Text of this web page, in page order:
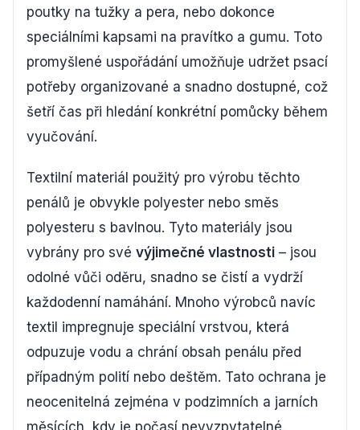
poutky na tužky a pera, nebo dokonce
speciálními kapsami na pravítko a gumu. Toto
promyšlené uspořádání umožňuje udržet psací
potřeby organizované a snadno dostupné, což
šetří čas při hledání konkrétní pomůcky během
vyučování.
Textilní materiál použitý pro výrobu těchto
penálů je obvykle polyester nebo směs
polyesteru s bavlnou. Tyto materiály jsou
vybrány pro své výjimečné vlastnosti – jsou
odolné vůči oděru, snadno se čistí a vydrží
každodenní namáhání. Mnoho výrobců navíc
textil impregnuje speciální vrstvou, která
odpuzuje vodu a chrání obsah penálu před
případným polití nebo deštěm. Tato ochrana je
neocenitelná zejména v podzimních a jarních
měsících, kdy je počasí nevyzpytatelné.